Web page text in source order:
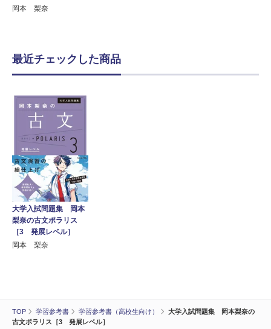
TOP 学習参考書 学習参考書（高校生向け）
大学入試問題集 岡本梨奈の
古文ポラリス［3 発展レベル］
岡本 梨奈
最近チェックした商品
大学入試問題集 岡本
梨奈の古文ポラリス
［3 発展レベル］
岡本 梨奈